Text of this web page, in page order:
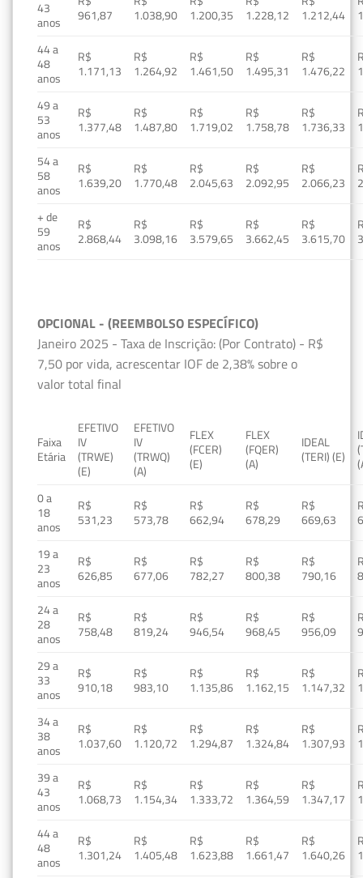
43
anos
961,87
1.038,90
1.200,35
1.228,12
1.212,44
44 a
48
anos
R$
1.171,13
R$
1.264,92
R$
1.461,50
R$
1.495,31
R$
1.476,22
49 a
53
anos
R$
1.377,48
R$
1.487,80
R$
1.719,02
R$
1.758,78
R$
1.736,33
54 a
58
anos
R$
1.639,20
R$
1.770,48
R$
2.045,63
R$
2.092,95
R$
2.066,23
+ de
59
anos
R$
2.868,44
R$
3.098,16
R$
3.579,65
R$
3.662,45
R$
3.615,70
OPCIONAL - (REEMBOLSO ESPECÍFICO)
Janeiro 2025 - Taxa de Inscrição: (Por Contrato) - R$
7,50 por vida, acrescentar IOF de 2,38% sobre o
valor total final
Faixa
Etária
EFETIVO
IV
(TRWE)
(E)
EFETIVO
IV
(TRWQ)
(A)
FLEX
(FCER)
(E)
FLEX
(FQER)
(A)
IDEAL
(TERI) (E)
0 a
18
anos
R$
531,23
R$
573,78
R$
662,94
R$
678,29
R$
669,63
19 a
23
anos
R$
626,85
R$
677,06
R$
782,27
R$
800,38
R$
790,16
24 a
28
anos
R$
758,48
R$
819,24
R$
946,54
R$
968,45
R$
956,09
29 a
33
anos
R$
910,18
R$
983,10
R$
1.135,86
R$
1.162,15
R$
1.147,32
34 a
38
anos
R$
1.037,60
R$
1.120,72
R$
1.294,87
R$
1.324,84
R$
1.307,93
39 a
43
anos
R$
1.068,73
R$
1.154,34
R$
1.333,72
R$
1.364,59
R$
1.347,17
44 a
48
anos
R$
1.301,24
R$
1.405,48
R$
1.623,88
R$
1.661,47
R$
1.640,26